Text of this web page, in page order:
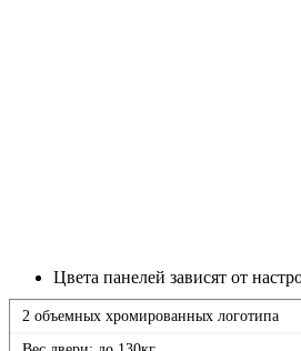
Цвета панелей зависят от
2 объемных хромированных логотипа